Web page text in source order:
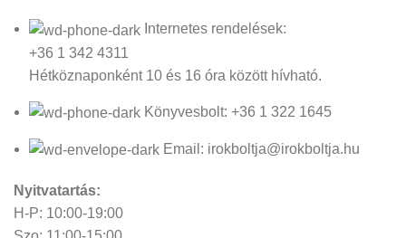
Internetes rendelések:
+36 1 342 4311
Hétköznaponként 10 és 16 óra között hívható.
Könyvesbolt: +36 1 322 1645
Email: irokboltja@irokboltja.hu
Nyitvatartás:
H-P: 10:00-19:00